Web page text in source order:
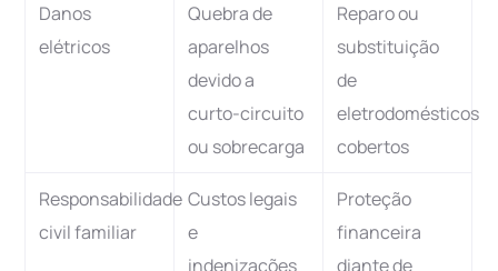
Danos
elétricos
Quebra de
aparelhos
devido a
curto-circuito
ou sobrecarga
Reparo ou
substituição
de
eletrodomésticos
cobertos
Responsabilidade
civil familiar
Custos legais
e
indenizações
Proteção
financeira
diante de